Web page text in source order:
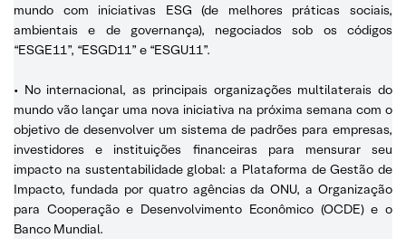
mundo com iniciativas ESG (de melhores práticas sociais,
ambientais e de governança), negociados sob os códigos
“ESGE11”, “ESGD11” e “ESGU11”.
• No internacional, as principais organizações multilaterais do
mundo vão lançar uma nova iniciativa na próxima semana com o
objetivo de desenvolver um sistema de padrões para empresas,
investidores e instituições financeiras para mensurar seu
impacto na sustentabilidade global: a Plataforma de Gestão de
Impacto, fundada por quatro agências da ONU, a Organização
para Cooperação e Desenvolvimento Econômico (OCDE) e o
Banco Mundial.